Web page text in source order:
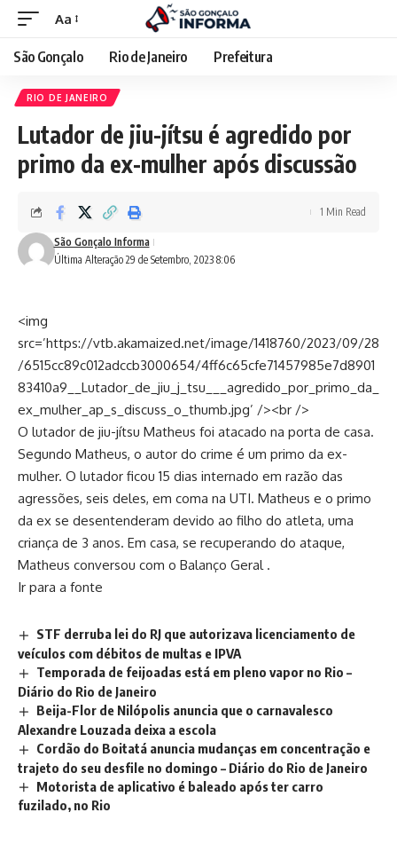
Aa
São Gonçalo Rio de Janeiro Prefeitura
RIO DE JANEIRO
Lutador de jiu-jítsu é agredido por
primo da ex-mulher após discussão
Última Alteração 29 de Setembro, 2023 8:06
São Gonçalo Informa
1 Min Read
<img
src=’https://vtb.akamaized.net/image/1418760/2023/09/28
/6515cc89c012adccb3000654/4ff6c65cfe71457985e7d8901
83410a9__Lutador_de_jiu_j_tsu___agredido_por_primo_da_
ex_mulher_ap_s_discuss_o_thumb.jpg’ /><br />
O lutador de jiu-jítsu Matheus foi atacado na porta de casa.
Segundo Matheus, o autor do crime é um primo da ex-
mulher. O lutador ficou 15 dias internado em razão das
agressões, seis deles, em coma na UTI. Matheus e o primo
da ex se desentenderam devido ao filho do atleta, uma
criança de 3 anos. Em casa, se recuperando do ataque,
Matheus conversou com o Balanço Geral .
Ir para a fonte
STF derruba lei do RJ que autorizava licenciamento de
veículos com débitos de multas e IPVA
Temporada de feijoadas está em pleno vapor no Rio –
Diário do Rio de Janeiro
Beija-Flor de Nilópolis anuncia que o carnavalesco
Alexandre Louzada deixa a escola
Cordão do Boitatá anuncia mudanças em concentração e
trajeto do seu desfile no domingo – Diário do Rio de Janeiro
Motorista de aplicativo é baleado após ter carro
fuzilado, no Rio